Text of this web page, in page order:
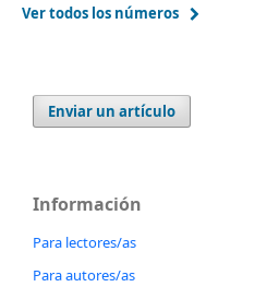
Ver todos los números
Enviar un artículo
Información
Para lectores/as
Para autores/as